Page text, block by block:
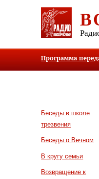
Программа
Беседы в школе
трезвения
Беседы о Вечном
В кругу семьи
Возвращение к